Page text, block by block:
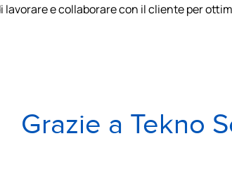
lavorare e collaborare con il cliente per
Grazie a Tekno